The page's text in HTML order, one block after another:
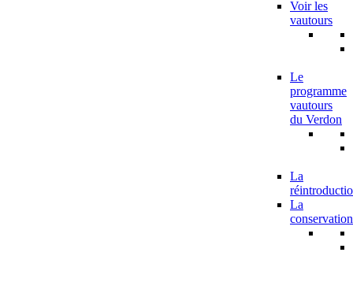
Voir les
vautours
Le
programme
vautours
du Verdon
La
La
conservation